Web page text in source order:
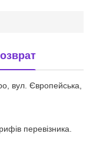
вул. Європейська,
перевізника.